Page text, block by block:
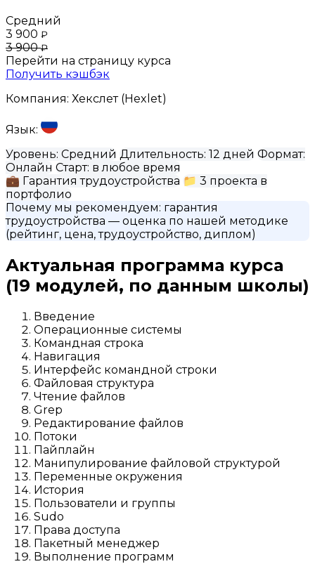
Средний
3 900 ₽
3 900₽
Перейти на страницу курса
Получить кэшбэк
Компания: Хекслет (Hexlet)
Язык:
Уровень: Средний Длительность: 12 дней Формат:
Онлайн Старт: в любое время
💼 Гарантия трудоустройства 📁 3 проекта в
портфолио
Почему мы рекомендуем: гарантия
трудоустройства — оценка по нашей методике
(рейтинг, цена, трудоустройство, диплом)
Актуальная программа курса
(19 модулей, по данным школы)
Введение
Операционные системы
Командная строка
Навигация
Интерфейс командной строки
Файловая структура
Чтение файлов
Grep
Редактирование файлов
Потоки
Пайплайн
Манипулирование файловой структурой
Переменные окружения
История
Пользователи и группы
Sudo
Права доступа
Пакетный менеджер
Выполнение программ